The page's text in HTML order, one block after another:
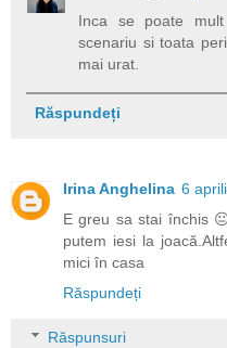
Inca se poate
scenariu si toata
mai urat.
Răspundeți
Irina Anghelina 6
E greu sa stai închis
putem iesi la
mici în casa
Răspundeți
Răspunsuri